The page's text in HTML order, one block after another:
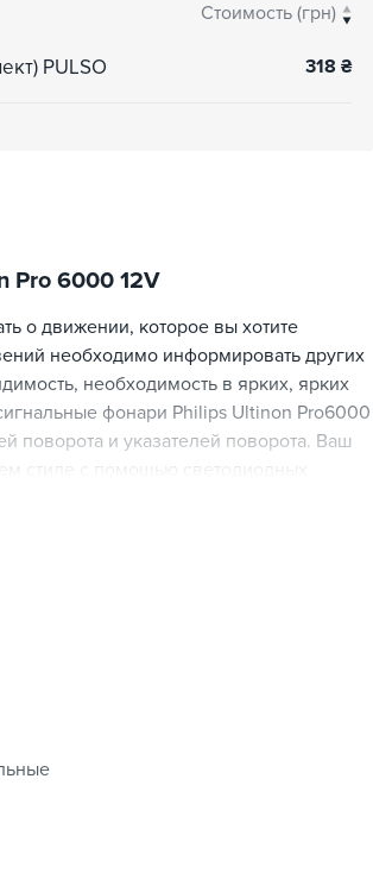
Стоимость (грн)
PULSO 318 ₴
Pro 6000 12V
о движении, которое вы хотите
необходимо информировать других
необходимость в ярких, ярких
фонари Philips Ultinon Pro6000
поворота и указателей поворота. Ваш
стиле с помощью светодиодных
светильник Philips обеспечивает